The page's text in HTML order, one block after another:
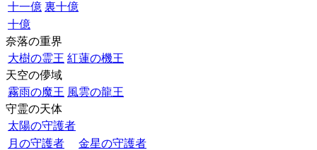
十一億 裏十億
十億
奈落の重界
大樹の霊王 紅蓮の機王
天空の儚域
霧雨の魔王 風雲の龍王
守霊の天体
太陽の守護者
月の守護者
金星の守護者